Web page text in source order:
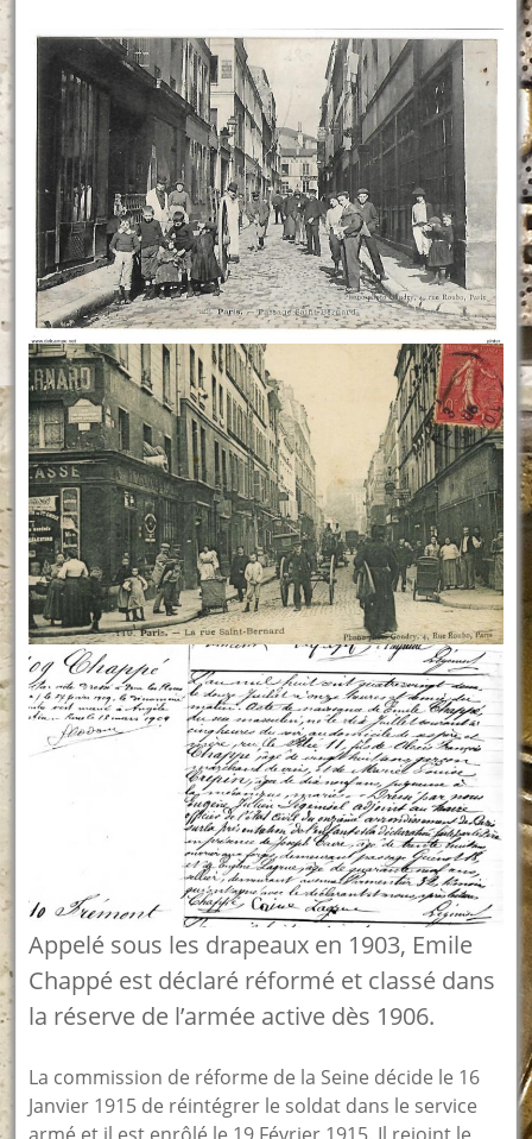
Appelé sous les drapeaux en 1903, Emile
Chappé est déclaré réformé et classé dans
la réserve de l’armée active dès 1906.
La commission de réforme de la Seine décide le 16
Janvier 1915 de réintégrer le soldat dans le service